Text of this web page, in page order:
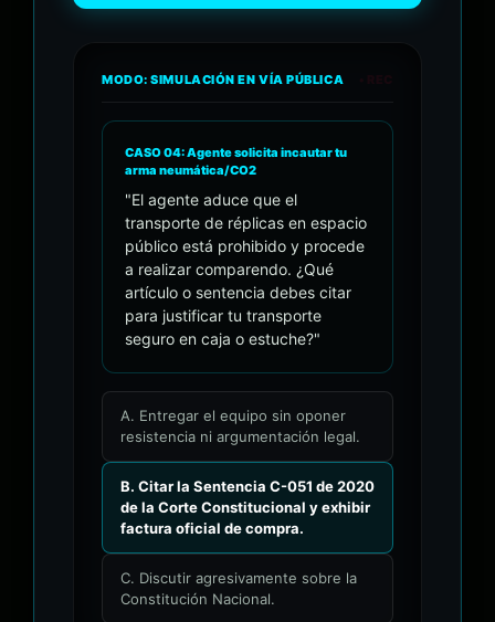
MODO: SIMULACIÓN EN VÍA PÚBLICA
CASO 04: Agente solicita incautar tu
arma neumática/CO2
"El agente aduce que el
transporte de réplicas en espacio
público está prohibido y procede
a realizar comparendo. ¿Qué
artículo o sentencia debes citar
para justificar tu transporte
seguro en caja o estuche?"
A. Entregar el equipo sin oponer
resistencia ni argumentación legal.
B. Citar la Sentencia C-051 de 2020
de la Corte Constitucional y exhibir
factura oficial de compra.
C. Discutir agresivamente sobre la
Constitución Nacional.